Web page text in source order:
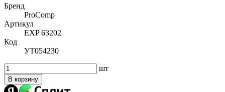
Бренд
ProComp
Артикул
EXP 63202
Код
УТ054230
шт
В корзину